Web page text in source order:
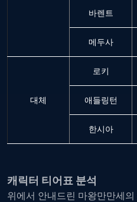
바렌트
메두사
대체
로키
애들링턴
한시아
캐릭터 티어표 분석
위에서 안내드린 마왕만만세의